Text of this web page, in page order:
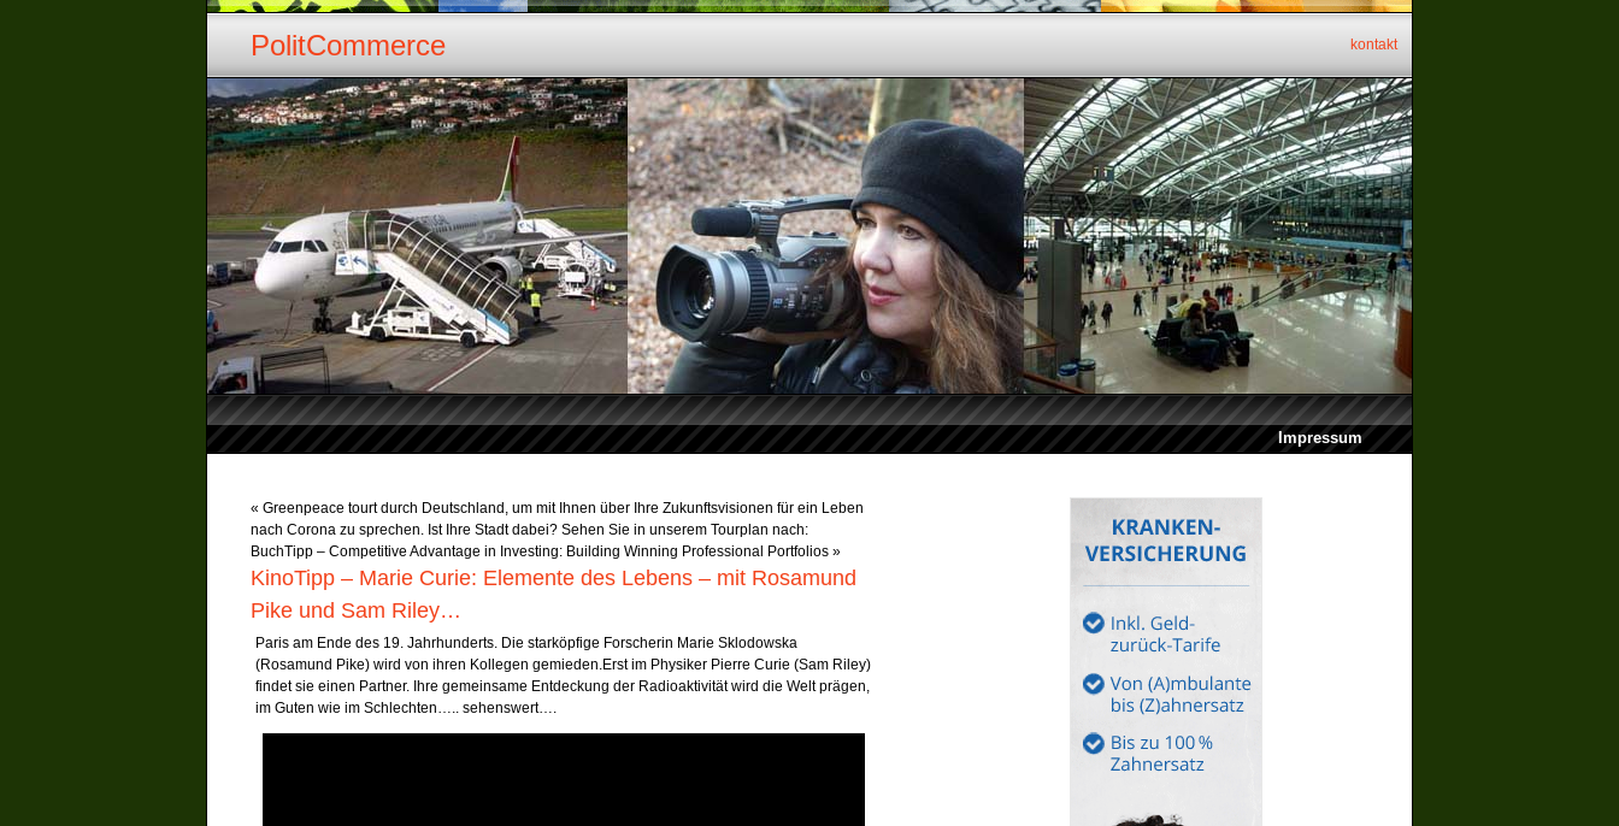
PolitCommerce kontakt
Impressum
« Greenpeace tourt durch Deutschland, um mit Ihnen über Ihre Zukunftsvisionen für ein Leben
nach Corona zu sprechen. Ist Ihre Stadt dabei? Sehen Sie in unserem Tourplan nach:
BuchTipp – Competitive Advantage in Investing: Building Winning Professional Portfolios »
KinoTipp – Marie Curie: Elemente des Lebens – mit Rosamund
Pike und Sam Riley…
Paris am Ende des 19. Jahrhunderts. Die starköpfige Forscherin Marie Sklodowska
(Rosamund Pike) wird von ihren Kollegen gemieden.Erst im Physiker Pierre Curie (Sam Riley)
findet sie einen Partner. Ihre gemeinsame Entdeckung der Radioaktivität wird die Welt prägen,
im Guten wie im Schlechten….. sehenswert….